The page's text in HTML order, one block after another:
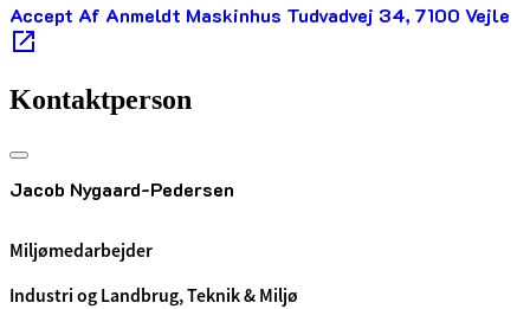
Accept Af Anmeldt Maskinhus Tudvadvej 34, 7100 Vejle
Kontaktperson
Jacob Nygaard-Pedersen
Miljømedarbejder
Industri og Landbrug, Teknik & Miljø